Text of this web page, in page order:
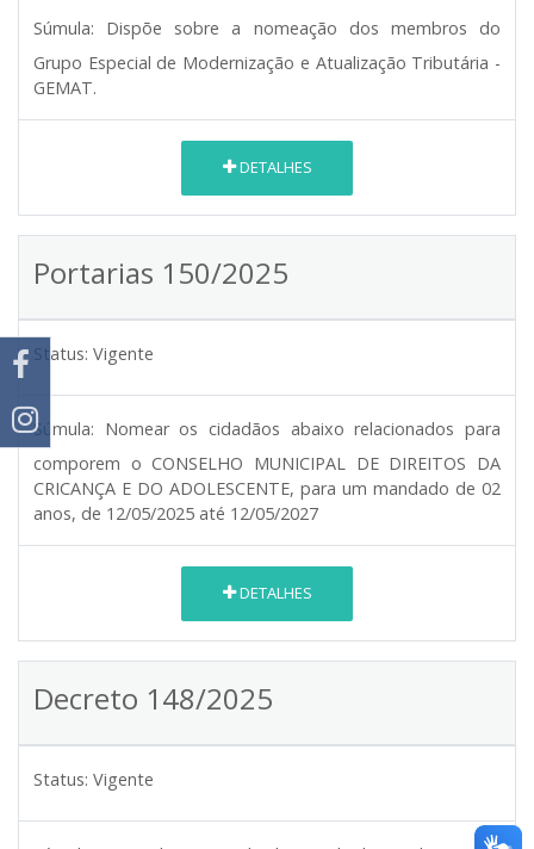
Súmula:
Dispõe sobre a nomeação dos membros do
Grupo Especial de Modernização e Atualização Tributária -
GEMAT.
DETALHES
Portarias 150/2025
Status: Vigente
Súmula: Nomear os cidadãos abaixo relacionados para
comporem o CONSELHO MUNICIPAL DE DIREITOS DA
CRICANÇA E DO ADOLESCENTE, para um mandado de 02
anos, de 12/05/2025 até 12/05/2027
DETALHES
Decreto 148/2025
Status: Vigente